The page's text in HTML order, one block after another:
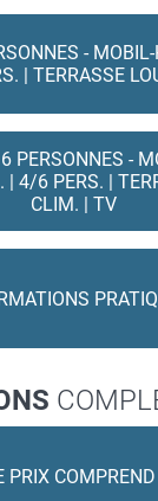
-
| TERRASSE
PERSONNES -
| 4/6 PERS. |
CLIM. | TV
PRIX